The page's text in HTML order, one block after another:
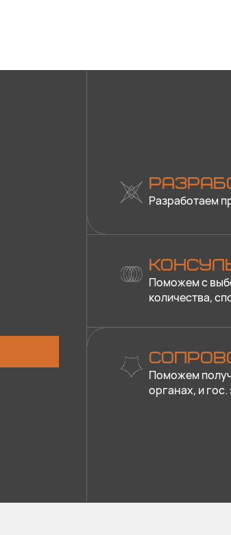
Разработаем
Поможем с
количества,
Поможем
органах, и